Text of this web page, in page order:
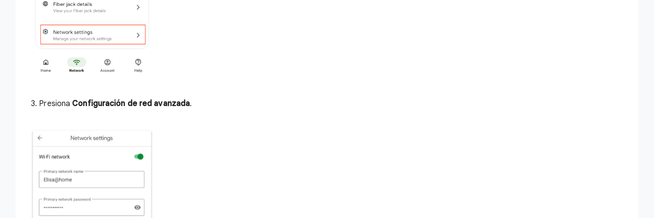
3. Presiona Configuración de red avanzada.